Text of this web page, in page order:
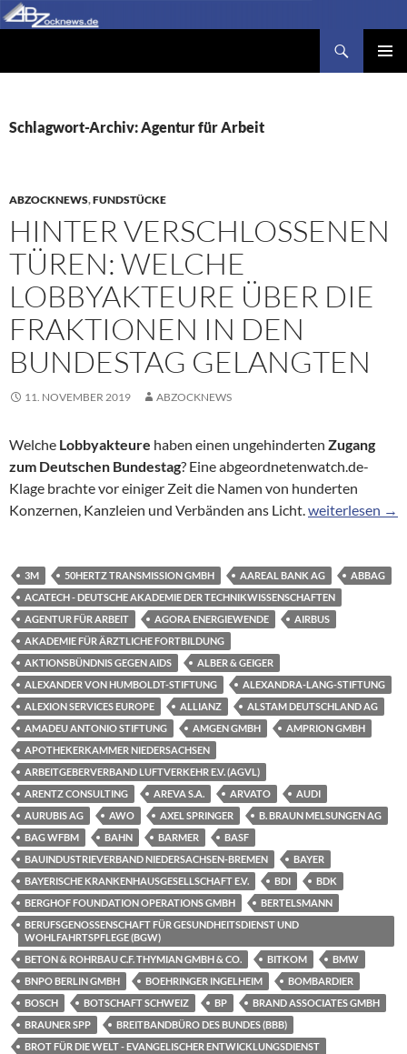
Zum
Inhalt
Schlagwort-Archiv: Agentur für Arbeit
ABZOCKNEWS,FUNDSTÜCKE
HINTER VERSCHLOSSENEN
TÜREN: WELCHE
LOBBYAKTEURE ÜBER DIE
FRAKTIONEN IN DEN
BUNDESTAG GELANGTEN
11. NOVEMBER 2019 ABZOCKNEWS
Welche Lobbyakteure haben einen ungehinderten Zugang
zum Deutschen Bundestag? Eine abgeordnetenwatch.de-
Klage brachte vor einiger Zeit die Namen von hunderten
Konzernen, Kanzleien und Verbänden ans Licht.Hinter
weiterlesen →
3M 50HERTZ TRANSMISSION GMBH AAREAL BANK AG
ABBAG
ACATECH - DEUTSCHE AKADEMIE DER TECHNIKWISSENSCHAFTEN
AGENTUR FÜR ARBEIT
AGORA ENERGIEWENDE
AIRBUS
AKADEMIE FÜR ÄRZTLICHE FORTBILDUNG
AKTIONSBÜNDNIS GEGEN AIDS
ALBER & GEIGER
ALEXANDER VON HUMBOLDT-STIFTUNG
ALEXANDRA-LANG-STIFTUNG
ALEXION SERVICES EUROPE
ALLIANZ
ALSTAM DEUTSCHLAND AG
AMADEU ANTONIO STIFTUNG
AMGEN GMBH
AMPRION GMBH
APOTHEKERKAMMER NIEDERSACHSEN
ARBEITGEBERVERBAND LUFTVERKEHR E.V. (AGVL)
ARENTZ CONSULTING
AREVA S.A. ARVATO
AUDI
AURUBIS AG
AWO AXEL SPRINGER
B. BRAUN MELSUNGEN AG
BAG WFBM
BAHN BARMER
BASF
BAUINDUSTRIEVERBAND NIEDERSACHSEN-BREMEN
BAYER
BAYERISCHE KRANKENHAUSGESELLSCHAFT E.V.
BDI
BDK
BERGHOF FOUNDATION OPERATIONS GMBH
BERTELSMANN
BERUFSGENOSSENSCHAFT FÜR GESUNDHEITSDIENST UND
WOHLFAHRTSPFLEGE (BGW)
BETON & ROHRBAU C.F. THYMIAN GMBH & CO.
BITKOM
BMW
BNPO BERLIN GMBH
BOEHRINGER INGELHEIM
BOMBARDIER
BOSCH
BOTSCHAFT SCHWEIZ BP
BRAND ASSOCIATES GMBH
BRAUNER SPP
BREITBANDBÜRO DES BUNDES (BBB)
BROT FÜR DIE WELT - EVANGELISCHER ENTWICKLUNGSDIENST